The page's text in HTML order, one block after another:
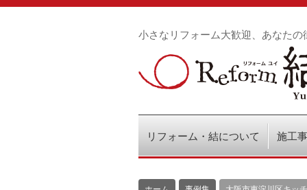
小さなリフォーム大歓迎、あなた
リフォーム・結について 施工